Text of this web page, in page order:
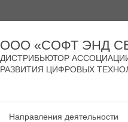
ООО «СОФТ ЭНД
ДИСТРИБЬЮТОР
РАЗВИТИЯ ЦИФРОВЫХ
Направления деятельности